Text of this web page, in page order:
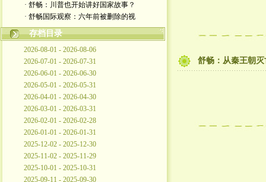
· 舒畅：川普也开始讲好国家故事？
· 舒畅国际观察：六年前被删除的视
存档目录
2026-08-01 - 2026-08-06
2026-07-01 - 2026-07-31
2026-06-01 - 2026-06-30
2026-05-01 - 2026-05-31
2026-04-01 - 2026-04-30
2026-03-01 - 2026-03-31
2026-02-01 - 2026-02-28
2026-01-01 - 2026-01-31
2025-12-02 - 2025-12-30
2025-11-02 - 2025-11-29
2025-10-01 - 2025-10-31
2025-09-11 - 2025-09-30
舒畅：从秦王朝